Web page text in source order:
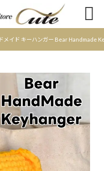

メイド キーハンガー Bear Handmade